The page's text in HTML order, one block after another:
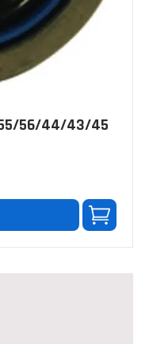
55/56/44/43/45